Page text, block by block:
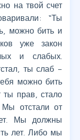
на твой счет
“Ты
можно бить и
уже закон
и слабых.
ты слаб –
можно бить
ты прав, стало
Мы отстали от
Мы должны
лет. Либо мы